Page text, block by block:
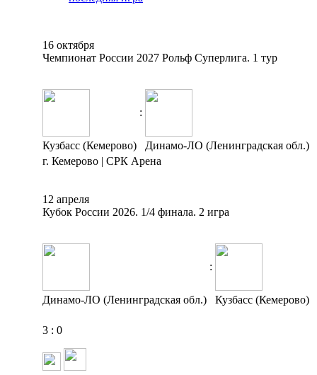
16 октября
Чемпионат России 2027 Рольф Суперлига. 1 тур
:
Кузбасс (Кемерово)
Динамо-ЛО (Ленинградская обл.)
г. Кемерово | СРК Арена
12 апреля
Кубок России 2026. 1/4 финала. 2 игра
:
Динамо-ЛО (Ленинградская обл.) Кузбасс (Кемерово)
3 : 0